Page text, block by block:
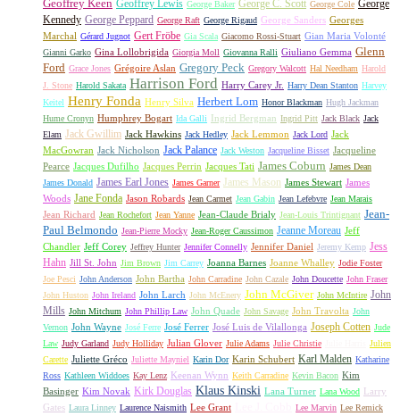
Geoffrey Keen Geoffrey Lewis George Baker George C. Scott George Cole George
Kennedy George Peppard George Raft George Rigaud George Sanders Georges
Marchal Gérard Jugnot Gert Fröbe Gia Scala Giacomo Rossi-Stuart Gian Maria Volonté
Gianni Garko Gina Lollobrigida Giorgia Moll Giovanna Ralli Giuliano Gemma Glenn
Ford Grace Jones Grégoire Aslan Gregory Peck Gregory Walcott Hal Needham Harold
J. Stone Harold Sakata Harrison Ford Harry Carey Jr. Harry Dean Stanton Harvey
Keitel Henry Fonda Henry Silva Herbert Lom Honor Blackman Hugh Jackman
Hume Cronyn Humphrey Bogart Ida Galli Ingrid Bergman Ingrid Pitt Jack Black Jack
Elam Jack Gwillim Jack Hawkins Jack Hedley Jack Lemmon Jack Lord Jack
MacGowran Jack Nicholson Jack Palance Jack Weston Jacqueline Bisset Jacqueline
Pearce Jacques Dufilho Jacques Perrin Jacques Tati James Coburn James Dean
James Donald James Earl Jones James Garner James Mason James Stewart James
Woods Jane Fonda Jason Robards Jean Carmet Jean Gabin Jean Lefebvre Jean Marais
Jean Richard Jean Rochefort Jean Yanne Jean-Claude Brialy Jean-Louis Trintignant Jean-
Paul Belmondo Jean-Pierre Mocky Jean-Roger Caussimon Jeanne Moreau Jeff
Chandler Jeff Corey Jeffrey Hunter Jennifer Connelly Jennifer Daniel Jeremy Kemp Jess
Hahn Jill St. John Jim Brown Jim Carrey Joanna Barnes Joanne Whalley Jodie Foster
Joe Pesci John Anderson John Bartha John Carradine John Cazale John Doucette John Fraser
John Huston John Ireland John Larch John McEnery John McGiver John McIntire John
Mills John Mitchum John Phillip Law John Quade John Savage John Travolta John
Vernon John Wayne José Ferre José Ferrer José Luis de Vilallonga Joseph Cotten Jude
Law Judy Garland Judy Holliday Julian Glover Julie Adams Julie Christie
Julien
Carette Juliette Gréco Juliette Mayniel Karin Dor Karin Schubert Karl Malden Katharine
Ross Kathleen Widdoes Kay Lenz Keenan Wynn Keith Carradine Kevin Bacon Kim
Basinger Kim Novak Kirk Douglas Klaus Kinski Lana Turner Lana Wood Larry
Gates Laura Linney Laurence Naismith Lee Grant Lee Marvin Lee Remick